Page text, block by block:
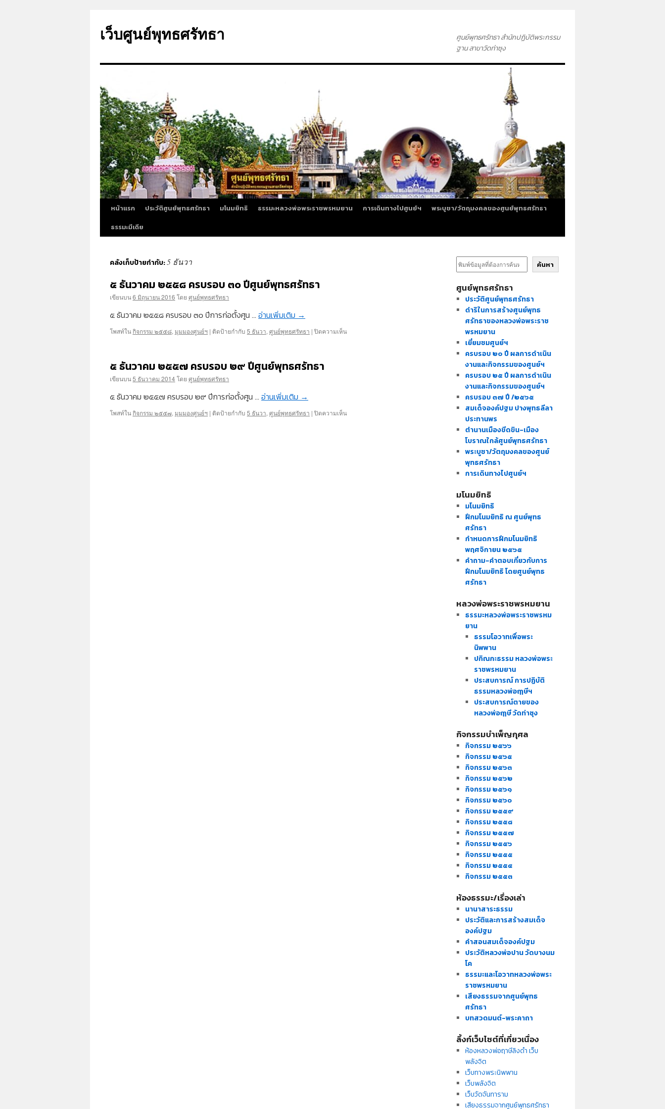
ยัง
เว็บศูนย์พุทธศรัทธา
ศูนย์พุทธศรัทธา สำนักปฏิบัติพระกรรม
ฐาน สาขาวัดท่าซุง
หน้าแรก ประวัติศูนย์พุทธศรัทธา มโนมยิทธิ ธรรมะหลวงพ่อพระราชพรหมยาน การเดินทางไปศูนย์ฯ
พระบูชา/วัตถุมงคลของศูนย์พุทธศรัทธา
ธรรมะมีเดีย
คลังเก็บป้ายกำกับ:5 ธันวา
๕ ธันวาคม ๒๕๕๘ ครบรอบ ๓๐ ปีศูนย์พุทธศรัทธา
เขียนบน6 มิถุนายน 2016 โดย ศูนย์พุทธศรัทธา
๕ ธันวาคม ๒๕๕๘ ครบรอบ ๓๐ ปีการก่อตั้งศูน … อ่านเพิ่มเติม →
โพสท์ในกิจกรรม ๒๕๕๘, มุมมองศูนย์ฯ | ติดป้ายกำกับ 5 ธันวา, ศูนย์พุทธศรัทธา | ปิดความเห็นบน
๕ ธันวาคม ๒๕๕๗ ครบรอบ ๒๙ ปีศูนย์พุทธศรัทธา
เขียนบน5 ธันวาคม 2014โดย ศูนย์พุทธศรัทธา
๕ ธันวาคม ๒๕๕๗ ครบรอบ ๒๙ ปีการก่อตั้งศูน … อ่านเพิ่มเติม →
โพสท์ในกิจกรรม ๒๕๕๗, มุมมองศูนย์ฯ | ติดป้ายกำกับ 5 ธันวา, ศูนย์พุทธศรัทธา | ปิดความเห็นบน
ค้นหา
ศูนย์พุทธศรัทธา
ประวัติศูนย์พุทธศรัทธา
ดำริในการสร้างศูนย์พุทธ
ศรัทธาของหลวงพ่อพระราช
พรหมยาน
เยี่ยมชมศูนย์ฯ
ครบรอบ ๒๐ ปี ผลการดำเนิน
งานและกิจกรรมของศูนย์ฯ
ครบรอบ ๒๕ ปี ผลการดำเนิน
งานและกิจกรรมของศูนย์ฯ
ครบรอบ ๓๗ ปี /๒๕๖๕
สมเด็จองค์ปฐม ปางพุทธลีลา
ประทานพร
ตำนานเมืองขีดขิน-เมือง
โบราณใกล้ศูนย์พุทธศรัทธา
พระบูชา/วัตถุมงคลของศูนย์
พุทธศรัทธา
การเดินทางไปศูนย์ฯ
มโนมยิทธิ
มโนมยิทธิ
ฝึกมโนมยิทธิ ณ ศูนย์พุทธ
ศรัทธา
กำหนดการฝึกมโนมยิทธิ
พฤศจิกายน ๒๕๖๕
คำถาม-คำตอบเกี่ยวกับการ
ฝึกมโนมยิทธิ โดยศูนย์พุทธ
ศรัทธา
หลวงพ่อพระราชพรหมยาน
ธรรมะหลวงพ่อพระราชพรหม
ยาน
ธรรมโอวาทเพื่อพระ
นิพพาน
ปกิณกะธรรม หลวงพ่อพระ
ราชพรหมยาน
ประสบการณ์ การปฏิบัติ
ธรรมหลวงพ่อฤๅษีฯ
ประสบการณ์ตายของ
หลวงพ่อฤๅษี วัดท่าซุง
กิจกรรมบำเพ็ญกุศล
กิจกรรม ๒๕๖๖
กิจกรรม ๒๕๖๕
กิจกรรม ๒๕๖๓
กิจกรรม ๒๕๖๒
กิจกรรม ๒๕๖๑
กิจกรรม ๒๕๖๐
กิจกรรม ๒๕๕๙
กิจกรรม ๒๕๕๘
กิจกรรม ๒๕๕๗
กิจกรรม ๒๕๕๖
กิจกรรม ๒๕๕๕
กิจกรรม ๒๕๕๔
กิจกรรม ๒๕๕๓
ห้องธรรมะ/เรื่องเล่า
นานาสาระธรรม
ประวัติและการสร้างสมเด็จ
องค์ปฐม
คำสอนสมเด็จองค์ปฐม
ประวัติหลวงพ่อปาน วัดบางนม
โค
ธรรมะและโอวาทหลวงพ่อพระ
ราชพรหมยาน
เสียงธรรมจากศูนย์พุทธ
ศรัทธา
บทสวดมนต์-พระคาถา
ลิ้งก์เว็บไซต์ที่เกี่ยวเนื่อง
ห้องหลวงพ่อฤาษีลิงดำ เว็บ
พลังจิต
เว็บทางพระนิพพาน
เว็บพลังจิต
เว็บวัดจันทาราม
เสียงธรรมจากศูนย์พุทธศรัทธา